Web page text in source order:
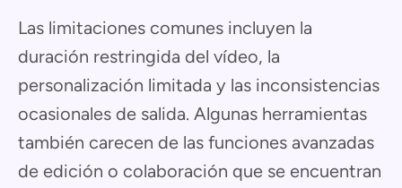
Las limitaciones comunes incluyen la
duración restringida del vídeo, la
personalización limitada y las inconsistencias
ocasionales de salida. Algunas herramientas
también carecen de las funciones avanzadas
de edición o colaboración que se encuentran